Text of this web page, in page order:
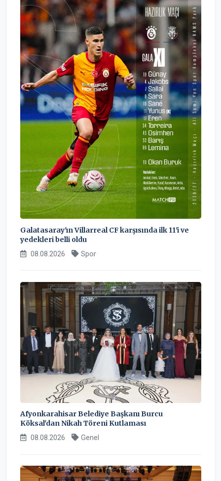
Galatasaray'ın Villarreal CF karşısında ilk 11'i ve
yedekleri belli oldu
08.08.2026 Spor
Afyonkarahisar Belediye Başkanı Burcu
Köksal'dan Nikah Töreni Kutlaması
08.08.2026 Genel